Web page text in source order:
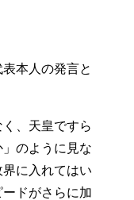
本人の発言と
、天皇ですら
のように見な
に入れてはい
ドがさらに加